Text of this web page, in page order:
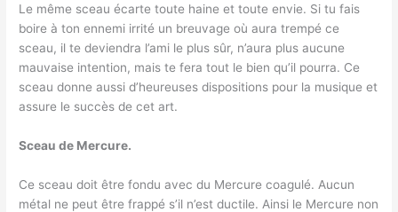
Le même sceau écarte toute haine et toute envie. Si tu fais
boire à ton ennemi irrité un breuvage où aura trempé ce
sceau, il te deviendra l’ami le plus sûr, n’aura plus aucune
mauvaise intention, mais te fera tout le bien qu’il pourra. Ce
sceau donne aussi d’heureuses dispositions pour la musique et
assure le succès de cet art.
Sceau de Mercure.
Ce sceau doit être fondu avec du Mercure coagulé. Aucun
métal ne peut être frappé s’il n’est ductile. Ainsi le Mercure non